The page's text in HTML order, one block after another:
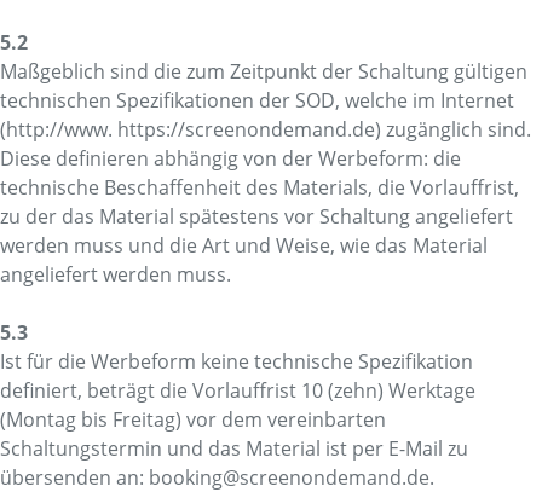
5.2
Maßgeblich sind die zum Zeitpunkt der Schaltung gültigen
technischen Spezifikationen der SOD, welche im Internet
(http://www. https://screenondemand.de) zugänglich sind.
Diese definieren abhängig von der Werbeform: die
technische Beschaffenheit des Materials, die Vorlauffrist,
zu der das Material spätestens vor Schaltung angeliefert
werden muss und die Art und Weise, wie das Material
angeliefert werden muss.
5.3
Ist für die Werbeform keine technische Spezifikation
definiert, beträgt die Vorlauffrist 10 (zehn) Werktage
(Montag bis Freitag) vor dem vereinbarten
Schaltungstermin und das Material ist per E-Mail zu
übersenden an: booking@screenondemand.de.